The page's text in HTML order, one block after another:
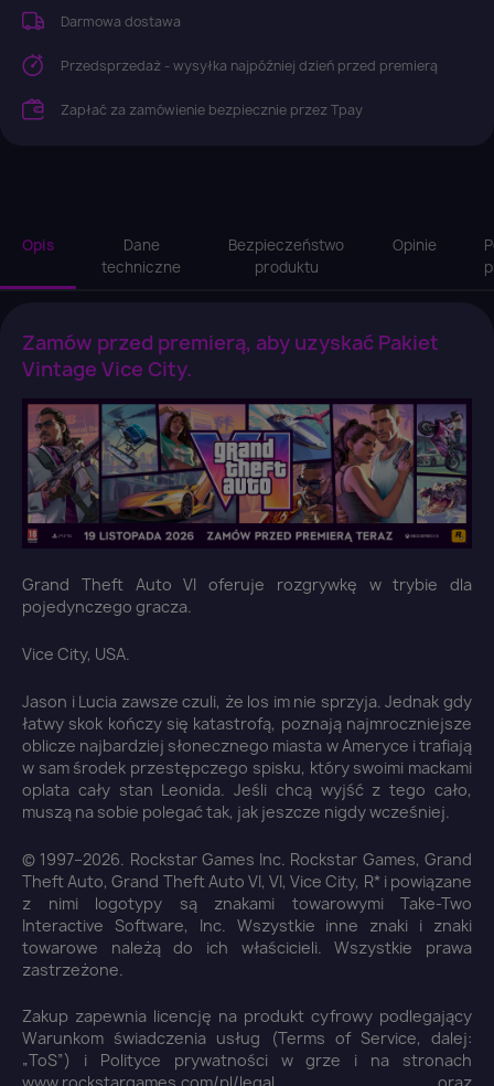
Darmowa dostawa
Przedsprzedaż - wysyłka najpóźniej dzień przed premierą
Zapłać za zamówienie bezpiecznie przez Tpay
Opis
Dane
techniczne
Bezpieczeństwo
produktu
Opinie
Zamów przed premierą, aby uzyskać Pakiet
Vintage Vice City.
Grand Theft Auto VI oferuje rozgrywkę w trybie dla
pojedynczego gracza.
Vice City, USA.
Jason i Lucia zawsze czuli, że los im nie sprzyja. Jednak gdy
łatwy skok kończy się katastrofą, poznają najmroczniejsze
oblicze najbardziej słonecznego miasta w Ameryce i trafiają
w sam środek przestępczego spisku, który swoimi mackami
oplata cały stan Leonida. Jeśli chcą wyjść z tego cało,
muszą na sobie polegać tak, jak jeszcze nigdy wcześniej.
© 1997–2026. Rockstar Games Inc. Rockstar Games, Grand
Theft Auto, Grand Theft Auto VI, VI, Vice City, R* i powiązane
z nimi logotypy są znakami towarowymi Take-Two
Interactive Software, Inc. Wszystkie inne znaki i znaki
towarowe należą do ich właścicieli. Wszystkie prawa
zastrzeżone.
Zakup zapewnia licencję na produkt cyfrowy podlegający
Warunkom świadczenia usług (Terms of Service, dalej:
„ToS”) i Polityce prywatności w grze i na stronach